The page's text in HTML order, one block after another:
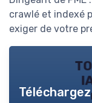
crawlé et indexé
exiger de votre